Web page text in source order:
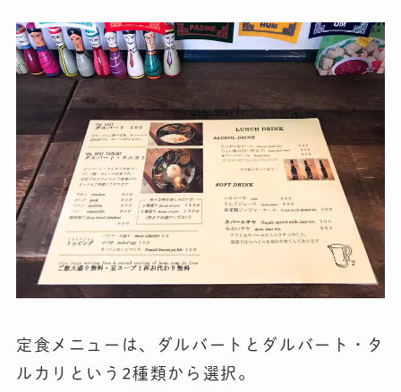
定食メニューは、ダルバートとダルバート・タ
ルカリという2種類から選択。